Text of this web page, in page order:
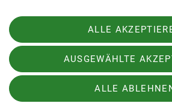
Organisation
ALLE
AUSGEWÄHLTE
ALLE